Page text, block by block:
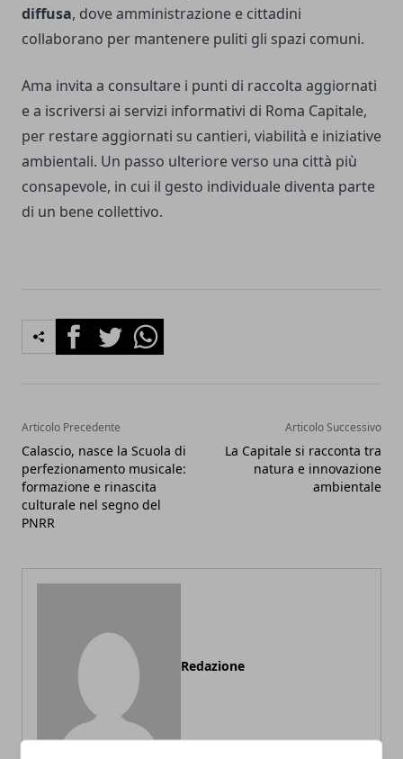
diffusa, dove amministrazione e cittadini
collaborano per mantenere puliti gli spazi comuni.
Ama invita a consultare i punti di raccolta aggiornati
e a iscriversi ai servizi informativi di Roma Capitale,
per restare aggiornati su cantieri, viabilità e iniziative
ambientali. Un passo ulteriore verso una città più
consapevole, in cui il gesto individuale diventa parte
di un bene collettivo.
FacebookTwitterWhatsapp
Articolo Precedente
Calascio, nasce la Scuola di
perfezionamento musicale:
formazione e rinascita
culturale nel segno del
PNRR
Articolo Successivo
La Capitale si racconta tra
natura e innovazione
ambientale
Redazione